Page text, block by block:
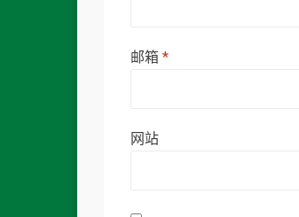
邮箱 *
网站